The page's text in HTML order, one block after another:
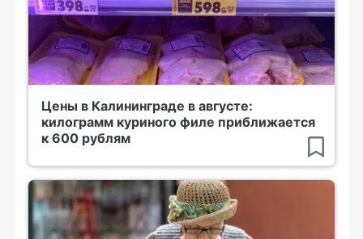
Цены в Калининграде в августе:
килограмм куриного филе приближается
к 600 рублям